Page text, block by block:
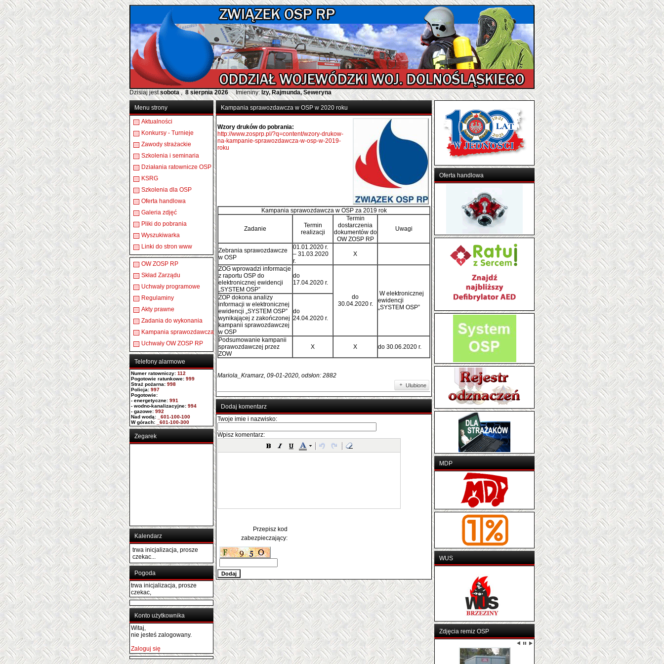
Dzisiaj jestsobota , 8 sierpnia 2026 Imieniny:Izy, Rajmunda, Seweryna
Menu strony
Aktualności
Konkursy - Turnieje
Zawody strażackie
Szkolenia i seminaria
Działania ratownicze OSP
KSRG
Szkolenia dla OSP
Oferta handlowa
Galeria zdjęć
Pliki do pobrania
Wyszukiwarka
Linki do stron www
OW ZOSP RP
Skład Zarządu
Uchwały programowe
Regulaminy
Akty prawne
Zadania do wykonania
Kampania sprawozdawcza
Uchwały OW ZOSP RP
Telefony alarmowe
Numer ratowniczy: 112
Pogotowie ratunkowe: 999
Straż pożarna: 998
Policja: 997
Pogotowie:
- energetyczne: 991
- wodno-kanalizacyjne: 994
- gazowe: 992
Nad wodą: _601-100-100
W górach: _601-100-300
Zegarek
Kalendarz
trwa inicjalizacja, prosze
czekac...
Pogoda
trwa inicjalizacja, prosze
czekac,
Konto użytkownika
Witaj,
nie jesteś zalogowany.
Zaloguj się
Kampania sprawozdawcza w OSP w 2020 roku
Wzory druków do pobrania:
http://www.zosprp.pl/?q=content/wzory-drukow-
na-kampanie-sprawozdawcza-w-osp-w-2019-
roku
Kampania sprawozdawcza w OSP za 2019 rok
Zadanie
Termin
realizacji
Termin
dostarczenia
dokumentów do
OW ZOSP RP
Uwagi
Zebrania sprawozdawcze
w OSP
01.01.2020 r.
– 31.03.2020
r.
X
ZOG wprowadzi informacje
z raportu OSP do
elektronicznej ewidencji
„SYSTEM OSP”
do
17.04.2020 r.
do
30.04.2020 r.
W elektronicznej
ewidencji
„SYSTEM OSP”
ZOP dokona analizy
informacji w elektronicznej
ewidencji „SYSTEM OSP”
wynikającej z zakończonej
kampanii sprawozdawczej
w OSP
do
24.04.2020 r.
Podsumowanie kampanii
sprawozdawczej przez
ZOW
X X do 30.06.2020 r.
Mariola_Kramarz, 09-01-2020, odsłon: 2882
Ulubione
Dodaj komentarz
Twoje imie i nazwisko:
Wpisz komentarz:
Przepisz kod
zabezpieczający:
Oferta handlowa
MDP
WUS
Zdjęcia remiz OSP